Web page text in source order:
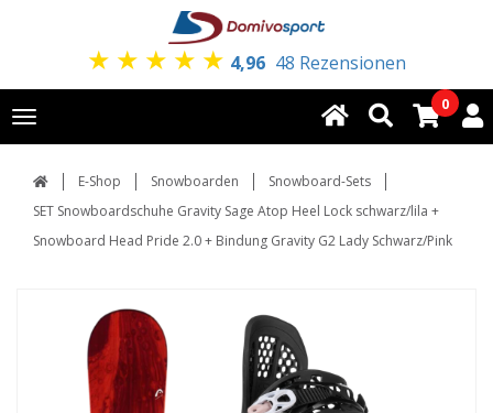
★ ★ ★ ★ ★ 4,96 48 Rezensionen
Toggle
navigation
0
E-Shop Snowboarden
Snowboard-Sets
SET Snowboardschuhe Gravity Sage Atop Heel Lock schwarz/lila +
Snowboard Head Pride 2.0 + Bindung Gravity G2 Lady Schwarz/Pink